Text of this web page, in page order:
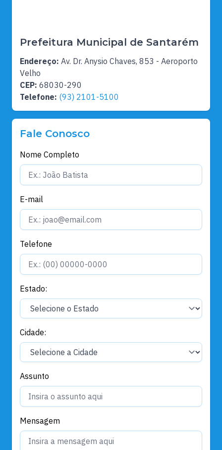
Prefeitura Municipal de Santarém
Endereço: Av. Dr. Anysio Chaves, 853 - Aeroporto
Velho
CEP: 68030-290
Telefone: (93) 2101-5100
Fale Conosco
Nome Completo
E-mail
Telefone
Estado:
Cidade:
Assunto
Mensagem